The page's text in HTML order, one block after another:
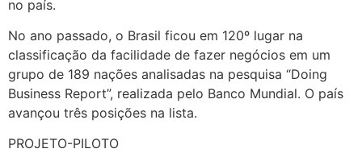
no país.
No ano passado, o Brasil ficou em 120º lugar na
classificação da facilidade de fazer negócios em um
grupo de 189 nações analisadas na pesquisa “Doing
Business Report”, realizada pelo Banco Mundial. O país
avançou três posições na lista.
PROJETO-PILOTO